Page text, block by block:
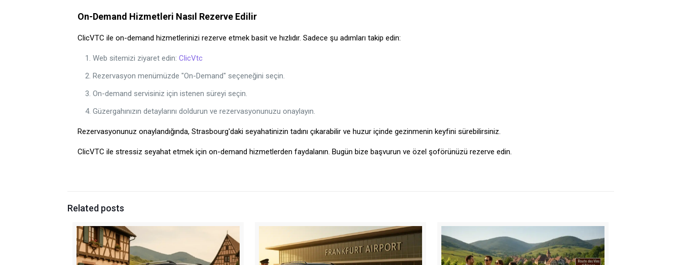
On-Demand Hizmetleri Nasıl Rezerve Edilir
ClicVTC ile on-demand hizmetlerinizi rezerve etmek basit ve hızlıdır. Sadece şu adımları takip edin:
Web sitemizi ziyaret edin:ClicVtc
Rezervasyon menümüzde "On-Demand" seçeneğini seçin.
On-demand servisiniz için istenen süreyi seçin.
Güzergahınızın detaylarını doldurun ve rezervasyonunuzu onaylayın.
Rezervasyonunuz onaylandığında, Strasbourg'daki seyahatinizin tadını çıkarabilir ve huzur içinde gezinmenin keyfini sürebilirsiniz.
ClicVTC ile stressiz seyahat etmek için on-demand hizmetlerden faydalanın. Bugün bize başvurun ve özel şoförünüzü rezerve edin.
Related posts